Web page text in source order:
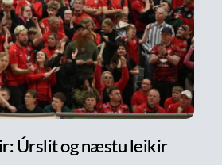
Úrslit og næstu leikir